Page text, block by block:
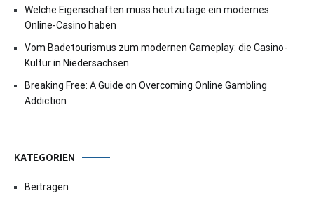
Welche Eigenschaften muss heutzutage ein modernes
Online-Casino haben
Vom Badetourismus zum modernen Gameplay: die Casino-
Kultur in Niedersachsen
Breaking Free: A Guide on Overcoming Online Gambling
Addiction
KATEGORIEN
Beitragen